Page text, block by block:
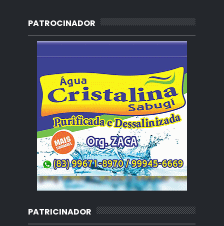
PATROCINADOR
PATRICINADOR